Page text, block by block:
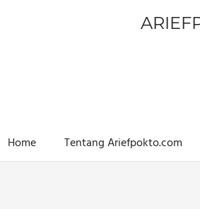
Home Tentang Ariefpokto.com